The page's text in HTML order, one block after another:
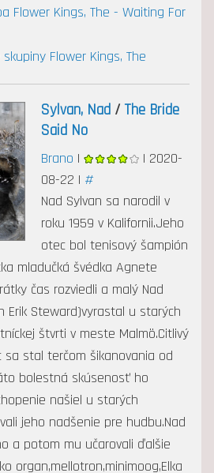
Flower Kings, The - Waiting For
Flower Kings, The
Sylvan, Nad/ The Bride
Said No
Brano |
| 2020-
08-22 | #
Nad Sylvan sa narodil v
roku 1959 v Kalifornii.Jeho
otec bol tenisový šampión
mladučká švédka Agnete
čas rozviedli a malý Nad
Erik Steward)vyrastal u starých
štvrti v meste Malmö.Citlivý
stal terčom šikanovania od
bolestná skúsenosť ho
našiel u starých
jeho nadšenie pre hudbu.Nad
a potom mu učarovali ďalšie
organ,mellotron,minimoog,Elka